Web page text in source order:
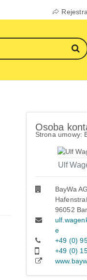
Osoba
Strona umowy:
Ulf
BayWa
96052
e
+49 (0)
+49 (0)